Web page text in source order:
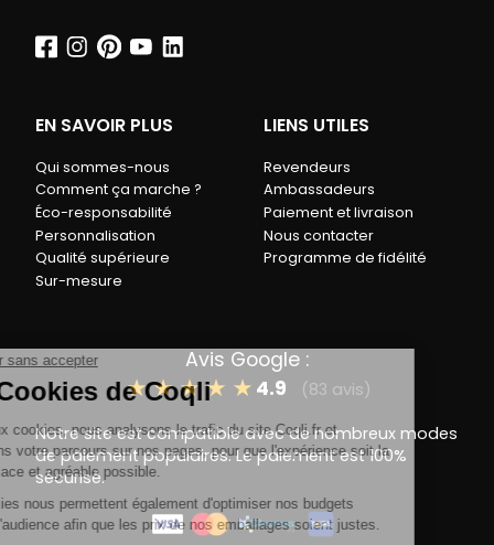
EN SAVOIR PLUS
Qui sommes-nous
Comment ça marche ?
Éco-responsabilité
Personnalisation
Qualité supérieure
Sur-mesure
LIENS UTILES
Revendeurs
Ambassadeurs
Paiement et livraison
Nous contacter
Programme de fidélité
Avis Google :
★★★★ ★ 4.9
(83 avis)
Notre site est compatible avec de nombreux modes
de paiement populaires. Le paiement est 100%
sécurisé.